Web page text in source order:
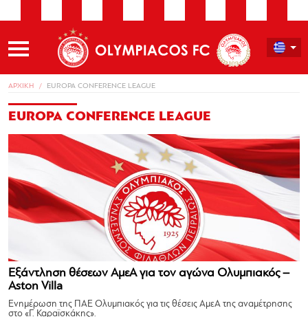
ΑΡΧΙΚΗ EUROPA CONFERENCE LEAGUE
EUROPA CONFERENCE LEAGUE
Εξάντληση θέσεων ΑμεΑ για τον αγώνα Ολυμπιακός –
Aston Villa
Ενημέρωση της ΠΑΕ Ολυμπιακός για τις θέσεις ΑμεΑ της αναμέτρησης
στο «Γ. Καραϊσκάκης».